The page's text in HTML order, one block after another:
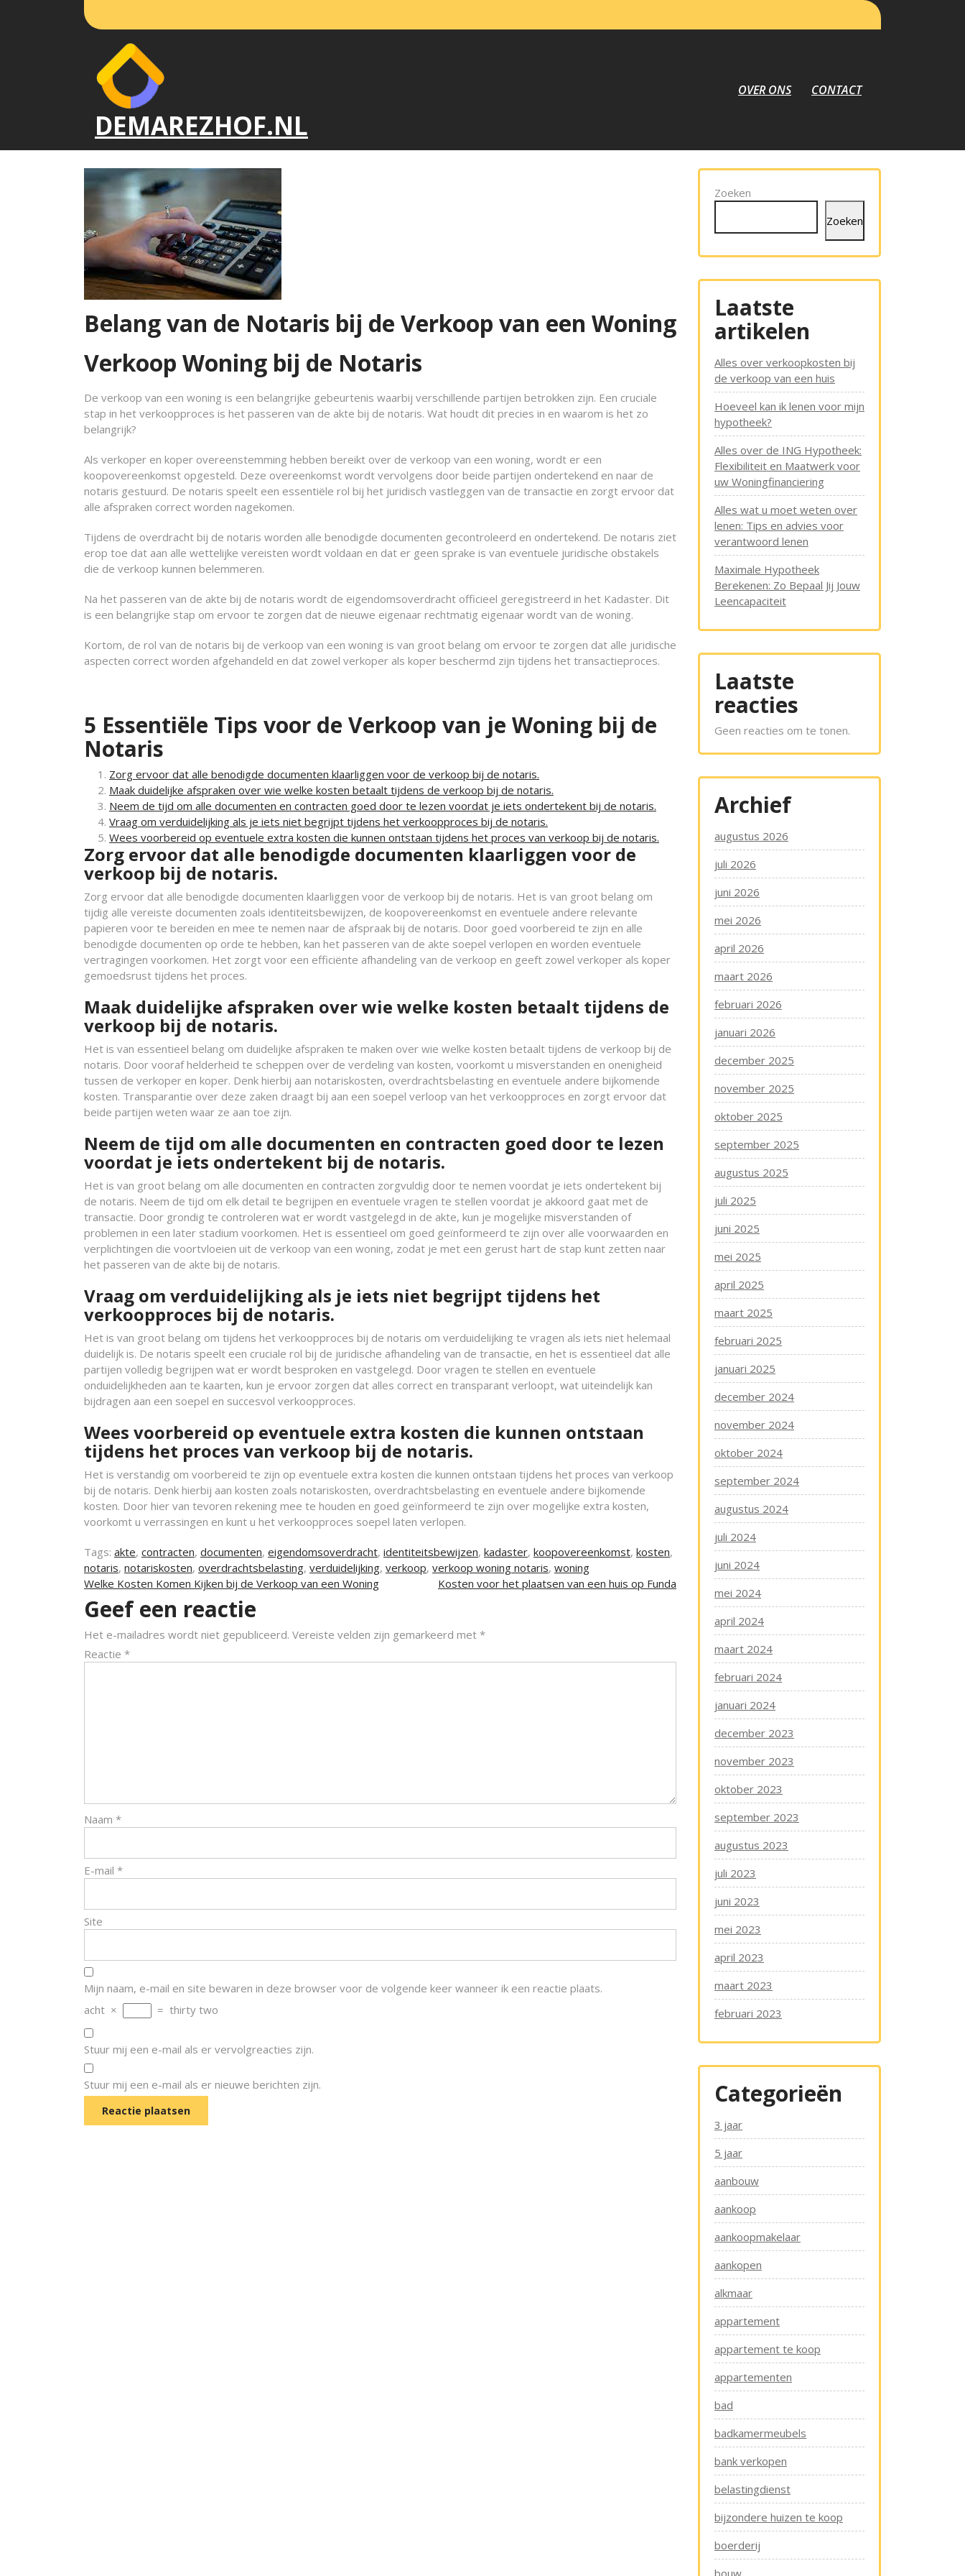
DEMAREZHOF.NL
OVER ONS CONTACT
Belang van de Notaris bij de Verkoop van een Woning
Verkoop Woning bij de Notaris
De verkoop van een woning is een belangrijke gebeurtenis waarbij verschillende partijen betrokken zijn. Een cruciale
stap in het verkoopproces is het passeren van de akte bij de notaris. Wat houdt dit precies in en waarom is het zo
belangrijk?
Als verkoper en koper overeenstemming hebben bereikt over de verkoop van een woning, wordt er een
koopovereenkomst opgesteld. Deze overeenkomst wordt vervolgens door beide partijen ondertekend en naar de
notaris gestuurd. De notaris speelt een essentiële rol bij het juridisch vastleggen van de transactie en zorgt ervoor dat
alle afspraken correct worden nagekomen.
Tijdens de overdracht bij de notaris worden alle benodigde documenten gecontroleerd en ondertekend. De notaris ziet
erop toe dat aan alle wettelijke vereisten wordt voldaan en dat er geen sprake is van eventuele juridische obstakels
die de verkoop kunnen belemmeren.
Na het passeren van de akte bij de notaris wordt de eigendomsoverdracht officieel geregistreerd in het Kadaster. Dit
is een belangrijke stap om ervoor te zorgen dat de nieuwe eigenaar rechtmatig eigenaar wordt van de woning.
Kortom, de rol van de notaris bij de verkoop van een woning is van groot belang om ervoor te zorgen dat alle juridische
aspecten correct worden afgehandeld en dat zowel verkoper als koper beschermd zijn tijdens het transactieproces.
5 Essentiële Tips voor de Verkoop van je Woning bij de
Notaris
Zorg ervoor dat alle benodigde documenten klaarliggen voor de verkoop bij de notaris.
Maak duidelijke afspraken over wie welke kosten betaalt tijdens de verkoop bij de notaris.
Neem de tijd om alle documenten en contracten goed door te lezen voordat je iets ondertekent bij de notaris.
Vraag om verduidelijking als je iets niet begrijpt tijdens het verkoopproces bij de notaris.
Wees voorbereid op eventuele extra kosten die kunnen ontstaan tijdens het proces van verkoop bij de notaris.
Zorg ervoor dat alle benodigde documenten klaarliggen voor de
verkoop bij de notaris.
Zorg ervoor dat alle benodigde documenten klaarliggen voor de verkoop bij de notaris. Het is van groot belang om
tijdig alle vereiste documenten zoals identiteitsbewijzen, de koopovereenkomst en eventuele andere relevante
papieren voor te bereiden en mee te nemen naar de afspraak bij de notaris. Door goed voorbereid te zijn en alle
benodigde documenten op orde te hebben, kan het passeren van de akte soepel verlopen en worden eventuele
vertragingen voorkomen. Het zorgt voor een efficiënte afhandeling van de verkoop en geeft zowel verkoper als koper
gemoedsrust tijdens het proces.
Maak duidelijke afspraken over wie welke kosten betaalt tijdens de
verkoop bij de notaris.
Het is van essentieel belang om duidelijke afspraken te maken over wie welke kosten betaalt tijdens de verkoop bij de
notaris. Door vooraf helderheid te scheppen over de verdeling van kosten, voorkomt u misverstanden en onenigheid
tussen de verkoper en koper. Denk hierbij aan notariskosten, overdrachtsbelasting en eventuele andere bijkomende
kosten. Transparantie over deze zaken draagt bij aan een soepel verloop van het verkoopproces en zorgt ervoor dat
beide partijen weten waar ze aan toe zijn.
Neem de tijd om alle documenten en contracten goed door te lezen
voordat je iets ondertekent bij de notaris.
Het is van groot belang om alle documenten en contracten zorgvuldig door te nemen voordat je iets ondertekent bij
de notaris. Neem de tijd om elk detail te begrijpen en eventuele vragen te stellen voordat je akkoord gaat met de
transactie. Door grondig te controleren wat er wordt vastgelegd in de akte, kun je mogelijke misverstanden of
problemen in een later stadium voorkomen. Het is essentieel om goed geïnformeerd te zijn over alle voorwaarden en
verplichtingen die voortvloeien uit de verkoop van een woning, zodat je met een gerust hart de stap kunt zetten naar
het passeren van de akte bij de notaris.
Vraag om verduidelijking als je iets niet begrijpt tijdens het
verkoopproces bij de notaris.
Het is van groot belang om tijdens het verkoopproces bij de notaris om verduidelijking te vragen als iets niet helemaal
duidelijk is. De notaris speelt een cruciale rol bij de juridische afhandeling van de transactie, en het is essentieel dat alle
partijen volledig begrijpen wat er wordt besproken en vastgelegd. Door vragen te stellen en eventuele
onduidelijkheden aan te kaarten, kun je ervoor zorgen dat alles correct en transparant verloopt, wat uiteindelijk kan
bijdragen aan een soepel en succesvol verkoopproces.
Wees voorbereid op eventuele extra kosten die kunnen ontstaan
tijdens het proces van verkoop bij de notaris.
Het is verstandig om voorbereid te zijn op eventuele extra kosten die kunnen ontstaan tijdens het proces van verkoop
bij de notaris. Denk hierbij aan kosten zoals notariskosten, overdrachtsbelasting en eventuele andere bijkomende
kosten. Door hier van tevoren rekening mee te houden en goed geïnformeerd te zijn over mogelijke extra kosten,
voorkomt u verrassingen en kunt u het verkoopproces soepel laten verlopen.
Tags: akte, contracten, documenten, eigendomsoverdracht, identiteitsbewijzen, kadaster, koopovereenkomst, kosten,
notaris, notariskosten, overdrachtsbelasting, verduidelijking, verkoop, verkoop woning notaris, woning
Berichtnavigatie
Welke Kosten Komen Kijken bij de Verkoop van een Woning Kosten voor het plaatsen van een huis op Funda
Geef een reactie
Het e-mailadres wordt niet gepubliceerd. Vereiste velden zijn gemarkeerd met *
Reactie *
Naam *
E-mail *
Site
Mijn naam, e-mail en site bewaren in deze browser voor de volgende keer wanneer ik een reactie plaats.
acht × = thirty two
Stuur mij een e-mail als er vervolgreacties zijn.
Stuur mij een e-mail als er nieuwe berichten zijn.
Zoeken
Zoeken
Laatste
artikelen
Alles over verkoopkosten bij
de verkoop van een huis
Hoeveel kan ik lenen voor mijn
hypotheek?
Alles over de ING Hypotheek:
Flexibiliteit en Maatwerk voor
uw Woningfinanciering
Alles wat u moet weten over
lenen: Tips en advies voor
verantwoord lenen
Maximale Hypotheek
Berekenen: Zo Bepaal Jij Jouw
Leencapaciteit
Laatste
reacties
Geen reacties om te tonen.
Archief
augustus 2026
juli 2026
juni 2026
mei 2026
april 2026
maart 2026
februari 2026
januari 2026
december 2025
november 2025
oktober 2025
september 2025
augustus 2025
juli 2025
juni 2025
mei 2025
april 2025
maart 2025
februari 2025
januari 2025
december 2024
november 2024
oktober 2024
september 2024
augustus 2024
juli 2024
juni 2024
mei 2024
april 2024
maart 2024
februari 2024
januari 2024
december 2023
november 2023
oktober 2023
september 2023
augustus 2023
juli 2023
juni 2023
mei 2023
april 2023
maart 2023
februari 2023
Categorieën
3 jaar
5 jaar
aanbouw
aankoop
aankoopmakelaar
aankopen
alkmaar
appartement
appartement te koop
appartementen
bad
badkamermeubels
bank verkopen
belastingdienst
bijzondere huizen te koop
boerderij
bouw